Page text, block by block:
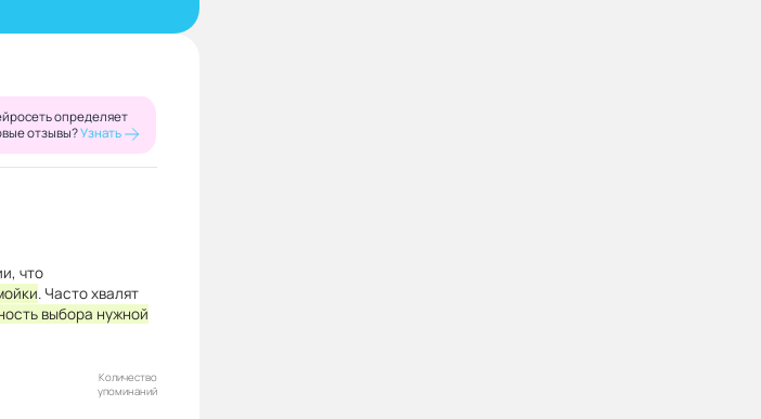
определяет
отзывы?Узнать
что
. Часто хвалят
выбора нужной
Количество
упоминаний